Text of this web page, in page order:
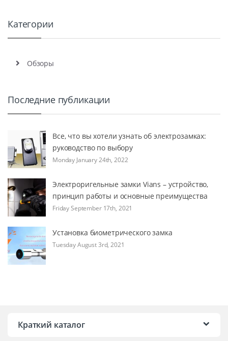
Категории
Обзоры
Последние публикации
Все, что вы хотели узнать об электрозамках:
руководство по выбору
Monday January 24th, 2022
Электроригельные замки Vians – устройство,
принцип работы и основные преимущества
Friday September 17th, 2021
Установка биометрического замка
Tuesday August 3rd, 2021
Краткий каталог